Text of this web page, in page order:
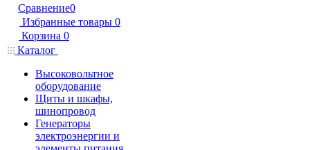
Сравнение0
Избранные товары 0
Корзина 0
Каталог
Высоковольтное
оборудование
Щиты и шкафы,
шинопровод
Генераторы
электроэнергии и